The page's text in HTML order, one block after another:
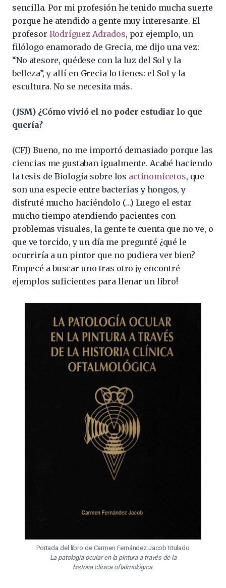
sencilla. Por mi profesión he tenido mucha suerte
porque he atendido a gente muy interesante. El
profesor Rodríguez Adrados, por ejemplo, un
filólogo enamorado de Grecia, me dijo una vez:
“No atesore, quédese con la luz del Sol y la
belleza”, y allí en Grecia lo tienes: el Sol y la
escultura. No se necesita más.
(JSM) ¿Cómo vivió el no poder estudiar lo que
quería?
(CFJ) Bueno, no me importó demasiado porque las
ciencias me gustaban igualmente. Acabé haciendo
la tesis de Biología sobre los actinomicetos, que
son una especie entre bacterias y hongos, y
disfruté mucho haciéndolo (…) Luego el estar
mucho tiempo atendiendo pacientes con
problemas visuales, la gente te cuenta que no ve, o
que ve torcido, y un día me pregunté ¿qué le
ocurriría a un pintor que no pudiera ver bien?
Empecé a buscar uno tras otro ¡y encontré
ejemplos suficientes para llenar un libro!
Portada del libro de Carmen Fernández Jacob titulado
La patología ocular en la pintura a través de la
historia clínica oftalmológica.